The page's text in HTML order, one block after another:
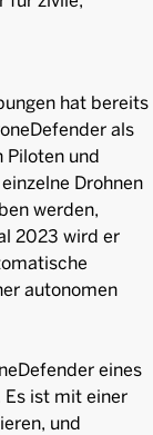
hat bereits
als
Piloten und
Drohnen
werden,
2023 wird er
autonomen
eines
ist mit einer
und